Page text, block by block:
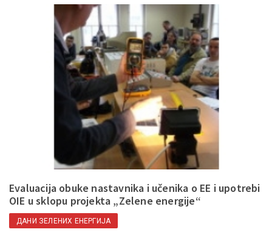
Evaluacija obuke nastavnika i učenika o EE i upotrebi
OIE u sklopu projekta „Zelene energije“
ДАНИ ЗЕЛЕНИХ ЕНЕРГИЈА